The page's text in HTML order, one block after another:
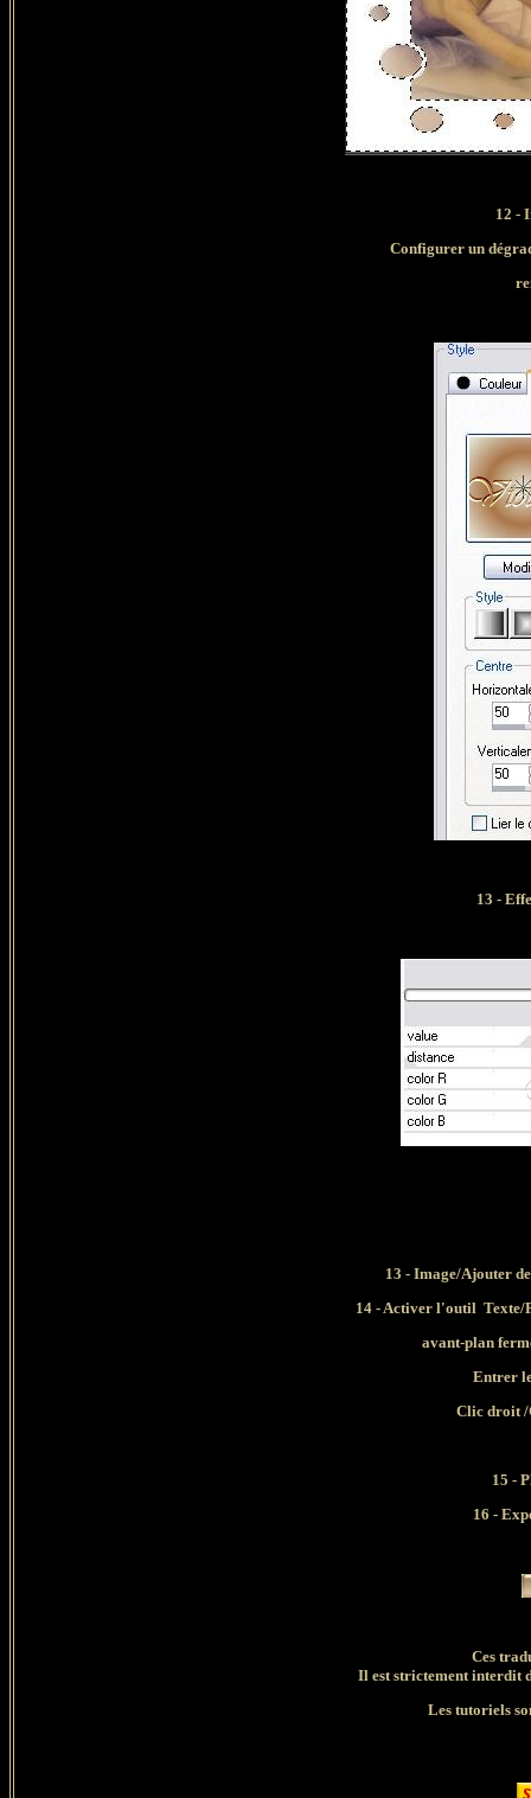
12 -
Configurer un
13 -
13 - Image/Ajouter
14 - Activer l'outil Texte/
avant-plan
Entrer
Clic droit /
15 -
16 -
Ces
Il est strictement interdit
Les tutoriels